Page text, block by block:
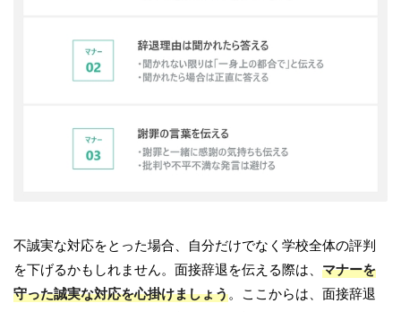
不誠実な対応をとった場合、自分だけでなく学校全体の評判
を下げるかもしれません。面接辞退を伝える際は、 マナーを
守った誠実な対応を心掛けましょう。ここからは、面接辞退